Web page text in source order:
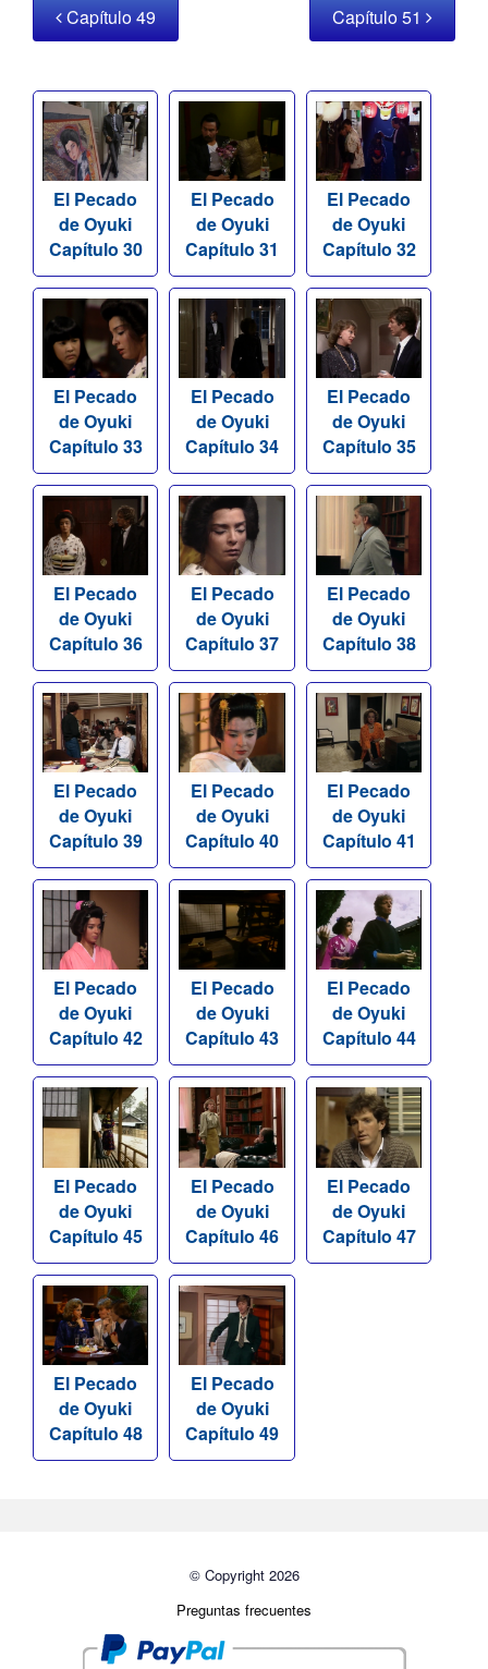
Capítulo 49 Capítulo 51
El Pecado
de Oyuki
Capítulo 30
El Pecado
de Oyuki
Capítulo 31
El Pecado
de Oyuki
Capítulo 32
El Pecado
de Oyuki
Capítulo 33
El Pecado
de Oyuki
Capítulo 34
El Pecado
de Oyuki
Capítulo 35
El Pecado
de Oyuki
Capítulo 36
El Pecado
de Oyuki
Capítulo 37
El Pecado
de Oyuki
Capítulo 38
El Pecado
de Oyuki
Capítulo 39
El Pecado
de Oyuki
Capítulo 40
El Pecado
de Oyuki
Capítulo 41
El Pecado
de Oyuki
Capítulo 42
El Pecado
de Oyuki
Capítulo 43
El Pecado
de Oyuki
Capítulo 44
El Pecado
de Oyuki
Capítulo 45
El Pecado
de Oyuki
Capítulo 46
El Pecado
de Oyuki
Capítulo 47
El Pecado
de Oyuki
Capítulo 48
El Pecado
de Oyuki
Capítulo 49
© Copyright 2026
Preguntas frecuentes